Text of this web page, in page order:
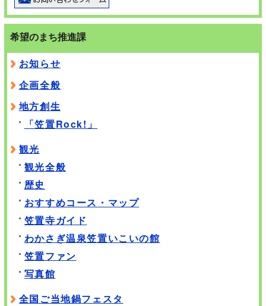
希望のまち推進課
お知らせ
企画全般
地方創生
「笠置Rock!」
観光
観光全般
歴史
おすすめコース・マップ
笠置寺ガイド
わかさぎ温泉笠置いこいの館
笠置ファン
写真館
全国ご当地鍋フェスタ